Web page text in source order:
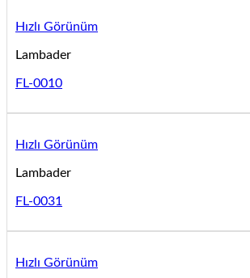
Hızlı Görünüm
Lambader
FL-0010
Hızlı Görünüm
Lambader
FL-0031
Hızlı Görünüm